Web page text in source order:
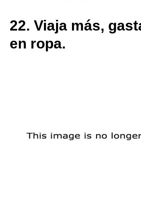
22. Viaja más,
en ropa.